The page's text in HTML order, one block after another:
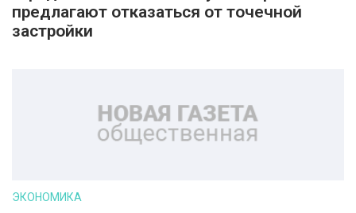
предлагают отказаться от точечной
застройки
ЭКОНОМИКА